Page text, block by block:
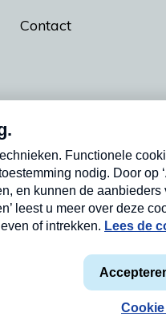
Contact
Privacyverklaring